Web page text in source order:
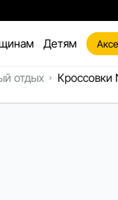
Детям
отдых
Кроссовки